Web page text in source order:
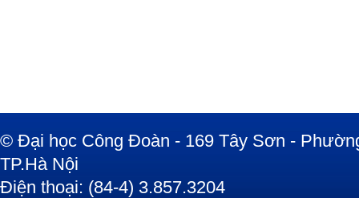
© Đại học Công Đoàn - 169 Tây Sơn -
TP.Hà Nội
Điện thoại: (84-4) 3.857.3204